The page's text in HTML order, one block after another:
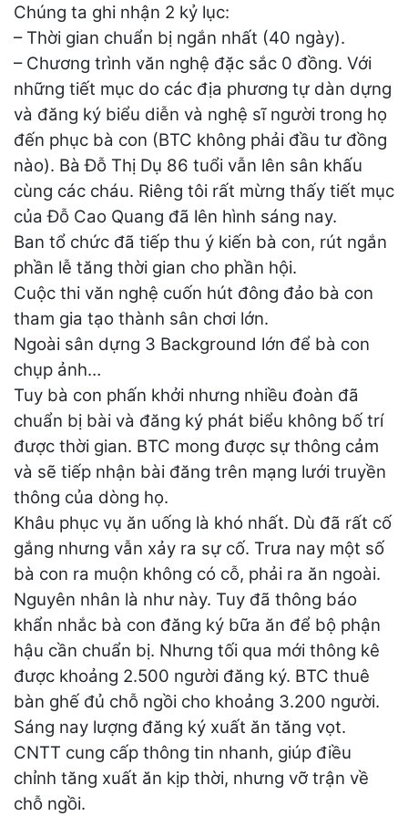
Chúng ta ghi nhận 2 kỷ lục:
– Thời gian chuẩn bị ngắn nhất (40 ngày).
– Chương trình văn nghệ đặc sắc 0 đồng. Với
những tiết mục do các địa phương tự dàn dựng
và đăng ký biểu diễn và nghệ sĩ người trong họ
đến phục bà con (BTC không phải đầu tư đồng
nào). Bà Đỗ Thị Dụ 86 tuổi vẫn lên sân khấu
cùng các cháu. Riêng tôi rất mừng thấy tiết mục
của Đỗ Cao Quang đã lên hình sáng nay.
Ban tổ chức đã tiếp thu ý kiến bà con, rút ngắn
phần lễ tăng thời gian cho phần hội.
Cuộc thi văn nghệ cuốn hút đông đảo bà con
tham gia tạo thành sân chơi lớn.
Ngoài sân dựng 3 Background lớn để bà con
chụp ảnh…
Tuy bà con phấn khởi nhưng nhiều đoàn đã
chuẩn bị bài và đăng ký phát biểu không bố trí
được thời gian. BTC mong được sự thông cảm
và sẽ tiếp nhận bài đăng trên mạng lưới truyền
thông của dòng họ.
Khâu phục vụ ăn uống là khó nhất. Dù đã rất cố
gắng nhưng vẫn xảy ra sự cố. Trưa nay một số
bà con ra muộn không có cỗ, phải ra ăn ngoài.
Nguyên nhân là như này. Tuy đã thông báo
khẩn nhắc bà con đăng ký bữa ăn để bộ phận
hậu cần chuẩn bị. Nhưng tối qua mới thông kê
được khoảng 2.500 người đăng ký. BTC thuê
bàn ghế đủ chỗ ngồi cho khoảng 3.200 người.
Sáng nay lượng đăng ký xuất ăn tăng vọt.
CNTT cung cấp thông tin nhanh, giúp điều
chỉnh tăng xuất ăn kịp thời, nhưng vỡ trận về
chỗ ngồi.